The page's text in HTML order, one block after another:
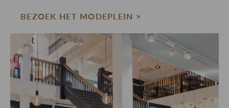
BEZOEK HET MODEPLEIN >